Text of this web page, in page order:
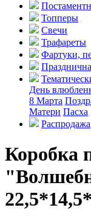
Топперы
Свечи
Трафареты
Фартуки,
День
8 Марта
Матери Пасха
Распродажа
Коробка